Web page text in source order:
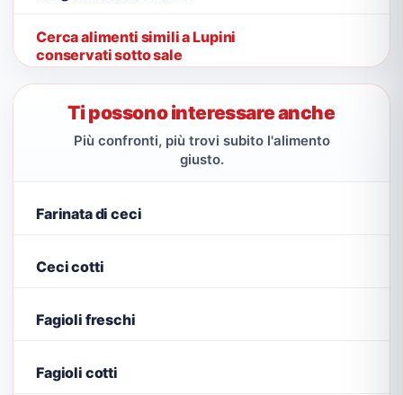
Cerca alimenti simili a Lupini
conservati sotto sale
Ti possono interessare anche
Più confronti, più trovi subito l'alimento
giusto.
Farinata di ceci
Ceci cotti
Fagioli freschi
Fagioli cotti